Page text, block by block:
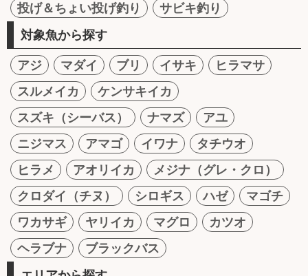
投げ＆ちょい投げ釣り
サビキ釣り
対象魚から探す
アジ マダイ ブリ イサキ
ヒラマサ
スルメイカ
ケンサキイカ
スズキ（シーバス）
ナマズ
アユ
ニジマス
アマゴ イワナ
タチウオ
ヒラメ
アオリイカ
メジナ（グレ・クロ）
クロダイ（チヌ）
シロギス ハゼ
マゴチ
ワカサギ
ヤリイカ マグロ
カツオ
ヘラブナ
ブラックバス